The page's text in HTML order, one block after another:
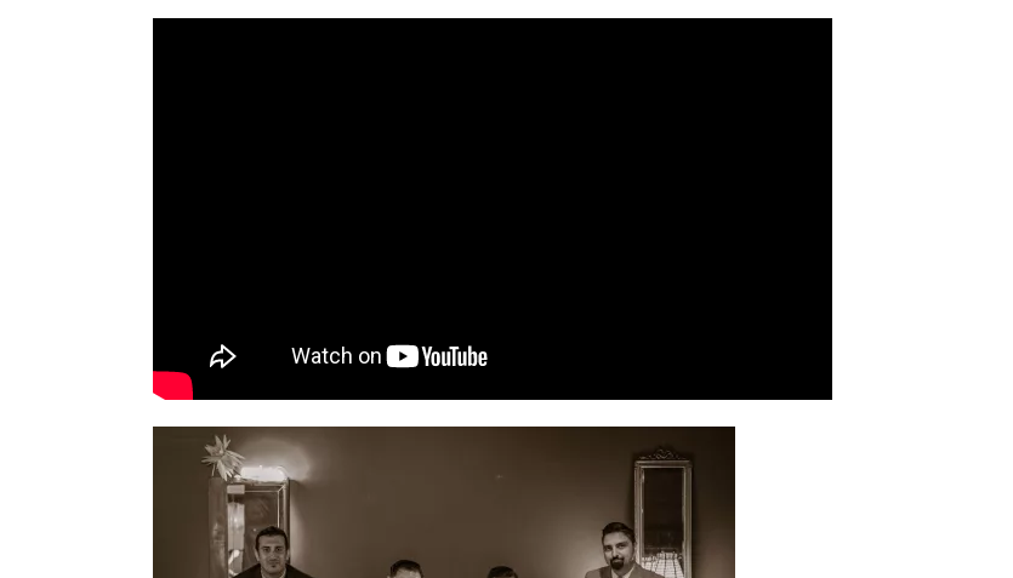
Imatges
Image